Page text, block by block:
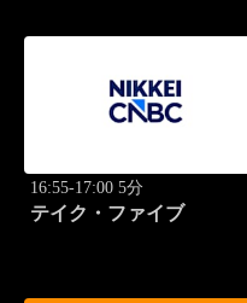
16:55-17:00 5分
テイク・ファイブ